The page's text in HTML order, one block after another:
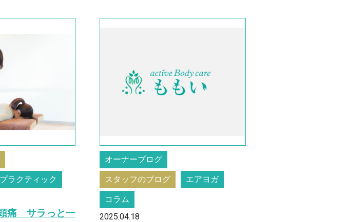
ラクティック
痛 サラっと一
オーナーブログ
スタッフのブログ エアヨガ
コラム
2025.04.18